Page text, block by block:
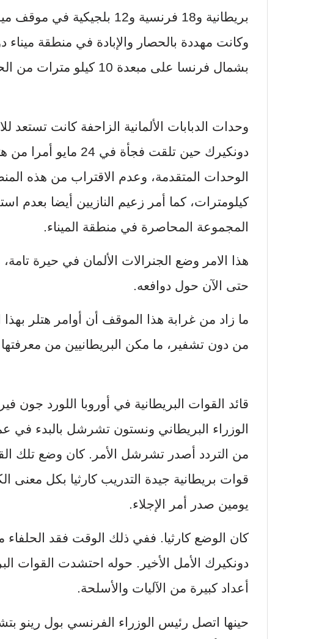
بريطانية و18 فرنسية و12
وكانت مهددة بالحصار والإبادة في منطقة ميناء
بشمال فرنسا على مبعدة 10 كيلو مترات من الحدود البلجيكية.
وحدات الدبابات الألمانية الزاحفة كانت
دونكيرك حين تلقت
كيلومترات، كما أمر زعيم النازيين أيضا بعدم
المجموعة المحاصرة في منطقة الميناء.
هذا الامر وضع الجنرالات الألمان في حيرة تامة،
حتى الآن حول دوافعه.
ما زاد من غرابة هذا الموقف أن أوامر هتلر بهذا
من دون تشفير، ما مكن البريطانيين من
قائد القوات البريطانية في أوروبا اللورد جون
الوزراء البريطاني ونستون تشرشل بالبدء في
من التردد أصدر تشرشل الأمر. كان وضع تلك
قوات بريطانية جيدة التدريب كارثيا بكل معنى
يومين صدر أمر الإجلاء.
كان الوضع كارثيا. ففي ذلك الوقت فقد الحلفاء
دونكيرك الأمل الأخير. حوله احتشدت القوات
أعداد كبيرة من الآليات والأسلحة.
حينها اتصل رئيس الوزراء الفرنسي بول